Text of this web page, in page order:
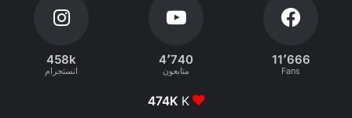
11٬666
Fans
4٬740
متابعون
458k
انستجرام
474K K